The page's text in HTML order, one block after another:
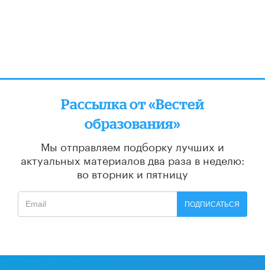
Рассылка от «Вестей
образования»
Мы отправляем подборку лучших и
актуальных материалов два раза в неделю:
во вторник и пятницу
ПОДПИСАТЬСЯ